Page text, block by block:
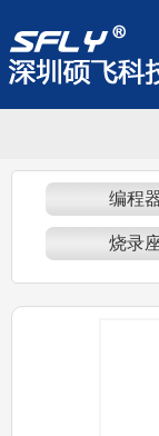
编程
烧录